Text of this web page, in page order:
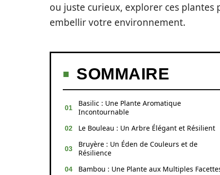
ou juste curieux, explorer ces
embellir votre environnement.
SOMMAIRE
Basilic : Une Plante Aromatique
Incontournable
Le Bouleau : Un Arbre Élégant et Résilient
Bruyère : Un Éden de Couleurs et de
Résilience
Bambou : Une Plante aux Multiples